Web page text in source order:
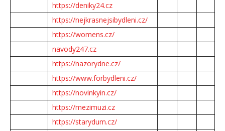
https://deniky24.cz
https://nejkrasnejsibydleni.cz/
https://womens.cz/
navody247.cz
https://nazorydne.cz/
https://www.forbydleni.cz/
https://novinkyin.cz/
https://mezimuzi.cz
https://starydum.cz/